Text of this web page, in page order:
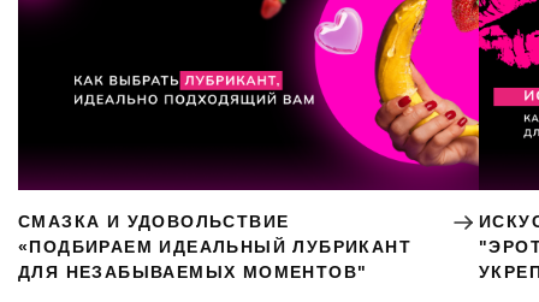
СМАЗКА И УДОВОЛЬСТВИЕ
«ПОДБИРАЕМ ИДЕАЛЬНЫЙ ЛУБРИКАНТ
ДЛЯ НЕЗАБЫВАЕМЫХ МОМЕНТОВ"